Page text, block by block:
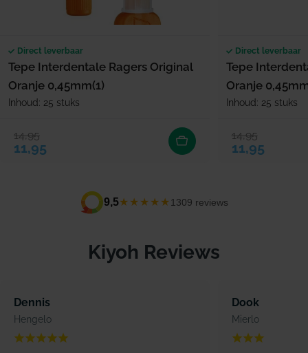
Direct leverbaar
Tepe Interdentale Ragers Original
Oranje 0,45mm(1)
Inhoud: 25 stuks
Verkoopprijs
11,95
Normale prijs
14,95
Direct leverbaar
Tepe
Oranje
Inhoud: 25 stuks
Verkoopprijs
11,95
Normale prijs
14,95
9,5★★★★★ 1309 reviews
Kiyoh Reviews
Dennis
Hengelo
Dook
Mierlo